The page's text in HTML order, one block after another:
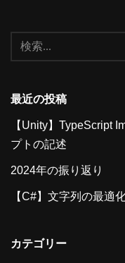
最近の投稿
【Unity】TypeScript
プトの記述
2024年の振り返り
【C#】文字列の最適
カテゴリー